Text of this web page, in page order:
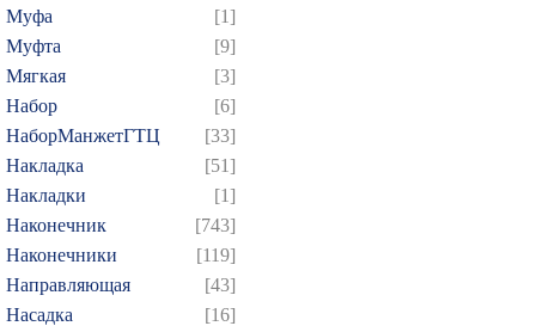
Муфа
[1]
Муфта
[9]
Мягкая
[3]
Набор
[6]
НаборМанжетГТЦ
[33]
Накладка
[51]
Накладки
[1]
Наконечник
[743]
Наконечники
[119]
Направляющая
[43]
Насадка
[16]